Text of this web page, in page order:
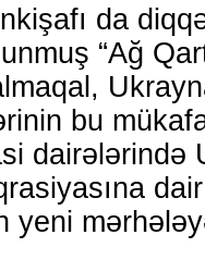
da
“Ağ
bu
dairələrində
yeni